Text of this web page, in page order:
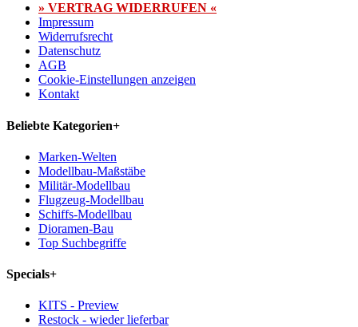
» VERTRAG WIDERRUFEN «
Impressum
Widerrufsrecht
Datenschutz
AGB
Cookie-Einstellungen anzeigen
Kontakt
Beliebte Kategorien+
Marken-Welten
Modellbau-Maßstäbe
Militär-Modellbau
Flugzeug-Modellbau
Schiffs-Modellbau
Dioramen-Bau
Top Suchbegriffe
Specials+
KITS - Preview
Restock - wieder lieferbar